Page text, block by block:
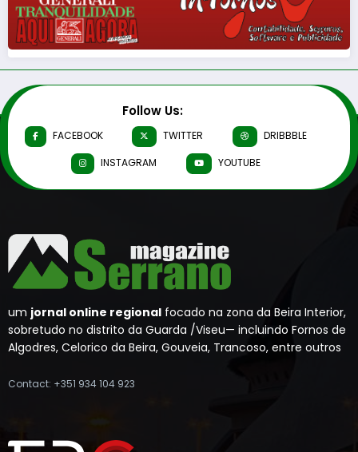
Follow Us:
FACEBOOK TWITTER
DRIBBBLE
INSTAGRAM
YOUTUBE
um jornal online regional focado na zona da Beira Interior,
sobretudo no distrito da Guarda /Viseu— incluindo Fornos de
Algodres, Celorico da Beira, Gouveia, Trancoso, entre outros
Contact: +351 934 104 923